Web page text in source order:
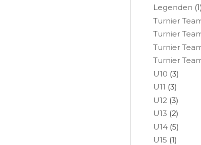
Legenden (1)
Turnier
Turnier
Turnier
Turnier
U10 (3)
U11 (3)
U12 (3)
U13 (2)
U14 (5)
U15 (1)